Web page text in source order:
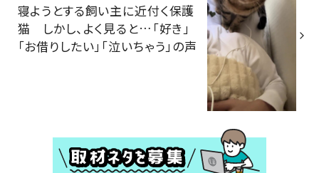
寝ようとする飼い主に近付く保護
猫 しかし、よく見ると…「好き」
「お借りしたい」「泣いちゃう」の声